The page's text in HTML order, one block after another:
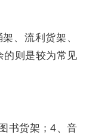
、流利货架、
的则是较为常见
书货架；4、音